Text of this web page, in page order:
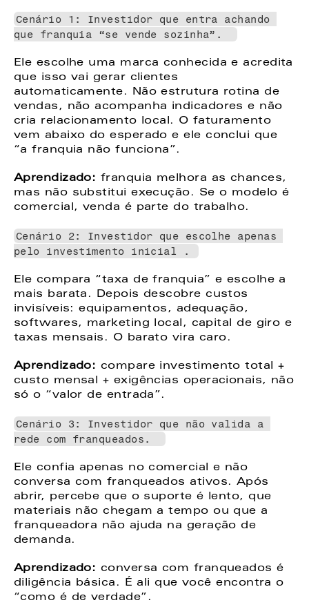
Cenário 1: Investidor que entra achando
que franquia “se vende sozinha”.
Ele escolhe uma marca conhecida e acredita
que isso vai gerar clientes
automaticamente. Não estrutura rotina de
vendas, não acompanha indicadores e não
cria relacionamento local. O faturamento
vem abaixo do esperado e ele conclui que
“a franquia não funciona”.
Aprendizado: franquia melhora as chances,
mas não substitui execução. Se o modelo é
comercial, venda é parte do trabalho.
Cenário 2: Investidor que escolhe apenas
pelo investimento inicial .
Ele compara “taxa de franquia” e escolhe a
mais barata. Depois descobre custos
invisíveis: equipamentos, adequação,
softwares, marketing local, capital de giro e
taxas mensais. O barato vira caro.
Aprendizado: compare investimento total +
custo mensal + exigências operacionais, não
só o “valor de entrada”.
Cenário 3: Investidor que não valida a
rede com franqueados.
Ele confia apenas no comercial e não
conversa com franqueados ativos. Após
abrir, percebe que o suporte é lento, que
materiais não chegam a tempo ou que a
franqueadora não ajuda na geração de
demanda.
Aprendizado: conversa com franqueados é
diligência básica. É ali que você encontra o
“como é de verdade”.